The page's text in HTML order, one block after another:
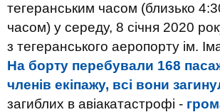
тегеранським часом (близько
часом) у середу, 8 січня 2020
з тегеранського аеропорту ім.
На борту перебували 168
членів екіпажу, всі вони
загиблих в авіакатастрофі -